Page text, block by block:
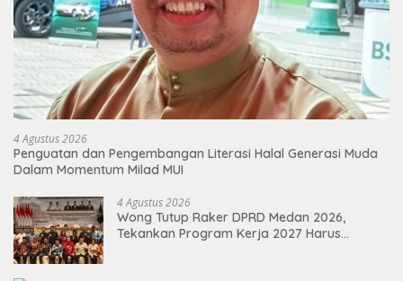
4 Agustus 2026
Penguatan dan Pengembangan Literasi Halal Generasi Muda
Dalam Momentum Milad MUI
4 Agustus 2026
Wong Tutup Raker DPRD Medan 2026,
Tekankan Program Kerja 2027 Harus